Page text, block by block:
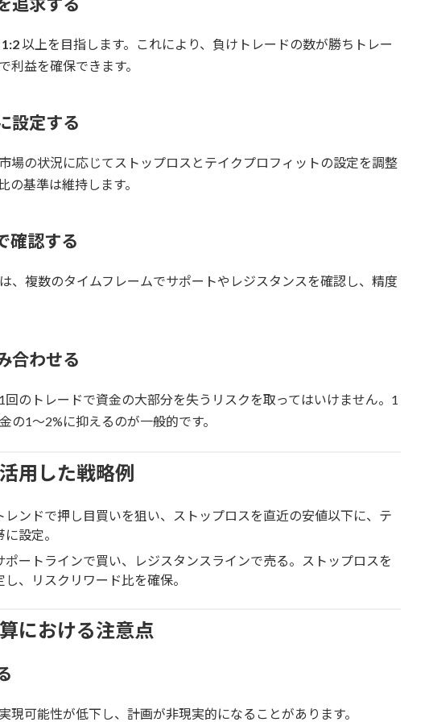
1:2 以上を目指します。これにより、負けトレードの数が勝ちトレー
利益を確保できます。
設定する
場の状況に応じてストップロスとテイクプロフィットの設定を調整
の基準は維持します。
確認する
、複数のタイムフレームでサポートやレジスタンスを確認し、精度
合わせる
のトレードで資金の大部分を失うリスクを取ってはいけません。1
の1～2%に抑えるのが一般的です。
用した戦略例
レンドで押し目買いを狙い、ストップロスを直近の安値以下に、テ
設定。
ポートラインで買い、レジスタンスラインで売る。ストップロスを
、リスクリワード比を確保。
における注意点
現可能性が低下し、計画が非現実的になることがあります。